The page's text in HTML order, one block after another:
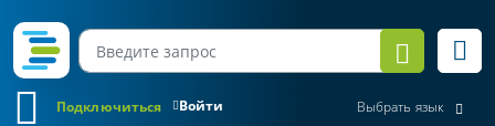
Войти
Подключиться Выбрать язык